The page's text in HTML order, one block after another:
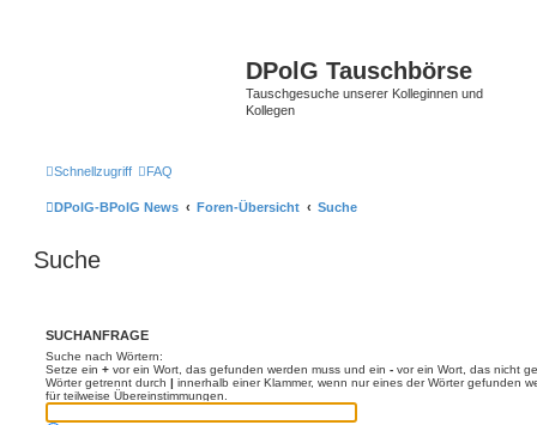
DPolG Tauschbörse
Tauschgesuche unserer Kolleginnen und
Kollegen
Schnellzugriff FAQ
DPolG-BPolG News Foren-Übersicht Suche
Suche
SUCHANFRAGE
Suche nach Wörtern:
Setze ein + vor ein Wort, das gefunden werden muss und ein - vor ein Wort, das nicht
Wörter getrennt durch | innerhalb einer Klammer, wenn nur eines der Wörter gefunden
für teilweise Übereinstimmungen.